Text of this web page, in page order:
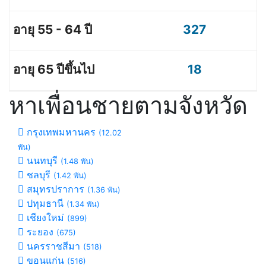
327
18
หาเพื่อนชายตามจังหวัด
กรุงเทพมหานคร (12.02
พัน)
นนทบุรี (1.48 พัน)
ชลบุรี (1.42 พัน)
สมุทรปราการ (1.36 พัน)
ปทุมธานี (1.34 พัน)
เชียงใหม่ (899)
ระยอง (675)
นครราชสีมา (518)
ขอนแก่น (516)